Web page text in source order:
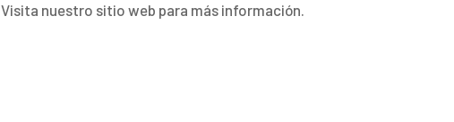
Visita nuestro sitio web para más información.